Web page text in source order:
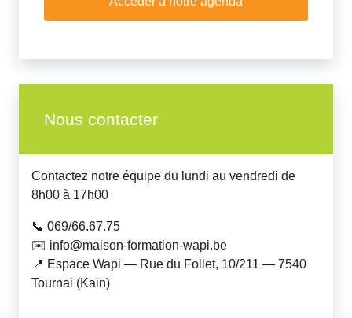
Nous contacter
Contactez notre équipe du lundi au vendredi de
8h00 à 17h00
📞 069/66.67.75
✉️ info@maison-formation-wapi.be
📍 Espace Wapi — Rue du Follet, 10/211 — 7540
Tournai (Kain)